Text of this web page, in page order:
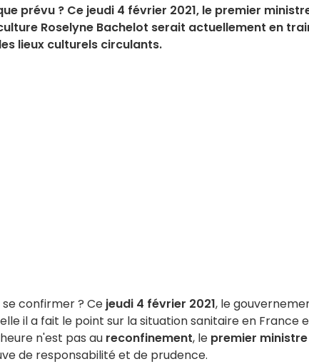
prévu ? Ce jeudi 4 février 2021, le premier
Roselyne Bachelot serait actuellement en
lieux culturels circulants.
confirmer ? Ce jeudi 4 février 2021, le
il a fait le point sur la situation sanitaire en France
n'est pas au reconfinement, le premier ministre
de responsabilité et de prudence.